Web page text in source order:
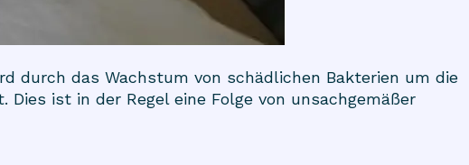
durch das Wachstum von schädlichen Bakterien um die
ist in der Regel eine Folge von unsachgemäßer